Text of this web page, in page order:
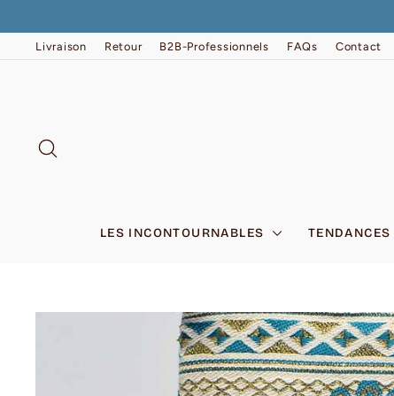
contenuLivraison Retour B2B-Professionnels FAQs Contact
LES INCONTOURNABLES